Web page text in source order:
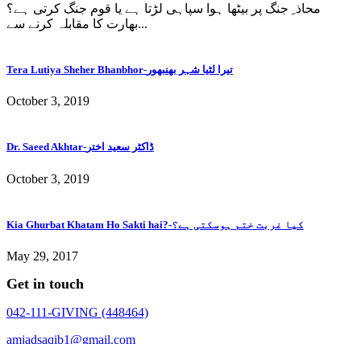
محاذ ِ جنگ پر بیٹھا ہوا سپاہی لڑتا ہے یا قوم جنگ کرتی ہے؟
بھارت کا مقابلہ کرنے سے...
Tera Lutiya Sheher Bhanbhor-تیرا لٹیا شہر بھنبھور
October 3, 2019
Dr. Saeed Akhtar-ڈاکٹر سعید اختر
October 3, 2019
Kia Ghurbat Khatam Ho Sakti hai?-کیا غربت ختم ہوسکتی ہے؟
May 29, 2017
Get in touch
042-111-GIVING (448464)
amjadsaqib1@gmail.com